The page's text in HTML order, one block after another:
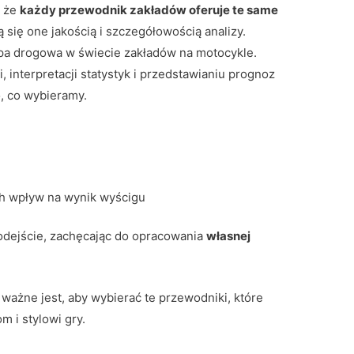
że każdy przewodnik zakładów oferuje te same
one jakością i szczegółowością analizy.
drogowa w świecie zakładów na motocykle.
interpretacji statystyk i przedstawianiu prognoz
co wybieramy.
wpływ na wynik wyścigu
zachęcając do opracowaniawłasnej
jest, aby wybierać te przewodniki, które
i stylowi gry.